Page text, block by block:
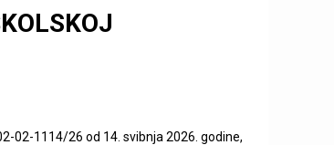
z
g
a
02-1114/26 od 14. svibnja 2026. godine,